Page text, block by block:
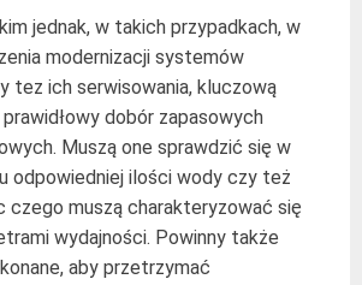
jednak, w takich przypadkach, w
modernizacji systemów
tez ich serwisowania, kluczową
dobór zapasowych
Muszą one sprawdzić się w
odpowiedniej ilości wody czy też
czego muszą charakteryzować się
wydajności. Powinny także
aby przetrzymać